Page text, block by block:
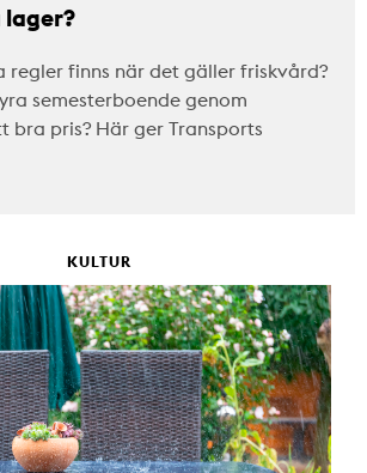
lager?
regler finns när det gäller friskvård?
semesterboende genom
bra pris? Här ger Transports
KULTUR